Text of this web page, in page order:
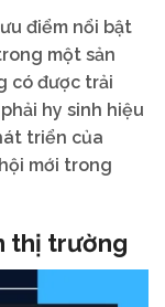
điểm nổi bật
một sản
có được trải
hy sinh hiệu
triển của
mới trong
thị trường